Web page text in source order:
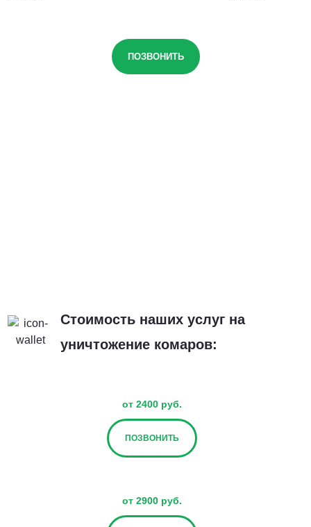
ПОЗВОНИТЬ
Стоимость наших услуг на
уничтожение комаров:
от 2400 руб.
ПОЗВОНИТЬ
от 2900 руб.